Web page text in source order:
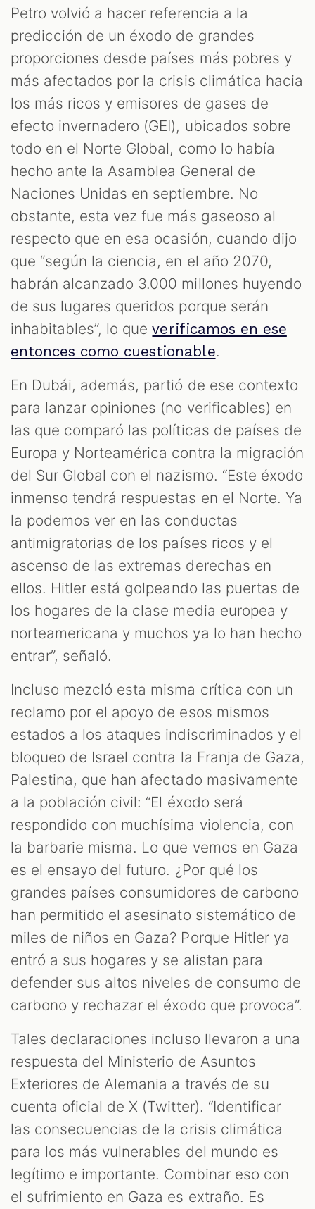
Petro volvió a hacer referencia a la
predicción de un éxodo de grandes
proporciones desde países más pobres y
más afectados por la crisis climática hacia
los más ricos y emisores de gases de
efecto invernadero (GEI), ubicados sobre
todo en el Norte Global, como lo había
hecho ante la Asamblea General de
Naciones Unidas en septiembre. No
obstante, esta vez fue más gaseoso al
respecto que en esa ocasión, cuando dijo
que “según la ciencia, en el año 2070,
habrán alcanzado 3.000 millones huyendo
de sus lugares queridos porque serán
inhabitables”, lo queverificamos en ese
entonces como cuestionable.
En Dubái, además, partió de ese contexto
para lanzar opiniones (no verificables) en
las que comparó las políticas de países de
Europa y Norteamérica contra la migración
del Sur Global con el nazismo. “Este éxodo
inmenso tendrá respuestas en el Norte. Ya
la podemos ver en las conductas
antimigratorias de los países ricos y el
ascenso de las extremas derechas en
ellos. Hitler está golpeando las puertas de
los hogares de la clase media europea y
norteamericana y muchos ya lo han hecho
entrar”, señaló.
Incluso mezcló esta misma crítica con un
reclamo por el apoyo de esos mismos
estados a los ataques indiscriminados y el
bloqueo de Israel contra la Franja de Gaza,
Palestina, que han afectado masivamente
a la población civil: “El éxodo será
respondido con muchísima violencia, con
la barbarie misma. Lo que vemos en Gaza
es el ensayo del futuro. ¿Por qué los
grandes países consumidores de carbono
han permitido el asesinato sistemático de
miles de niños en Gaza? Porque Hitler ya
entró a sus hogares y se alistan para
defender sus altos niveles de consumo de
carbono y rechazar el éxodo que provoca”.
Tales declaraciones incluso llevaron a una
respuesta del Ministerio de Asuntos
Exteriores de Alemania a través de su
cuenta oficial de X (Twitter). “Identificar
las consecuencias de la crisis climática
para los más vulnerables del mundo es
legítimo e importante. Combinar eso con
el sufrimiento en Gaza es extraño. Es